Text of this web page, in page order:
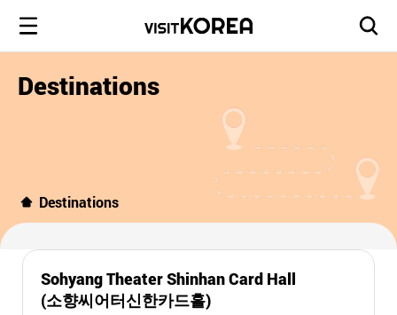
Destinations
Destinations
Sohyang Theater Shinhan Card Hall
(소향씨어터신한카드홀)